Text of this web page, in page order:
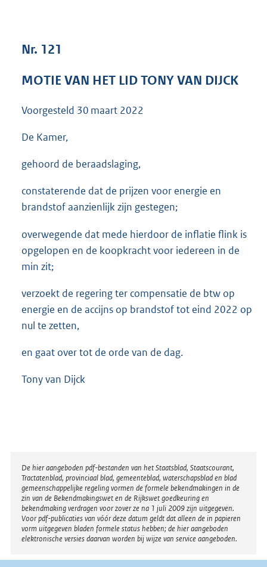
K
Nr. 121
MOTIE VAN HET LID TONY VAN DIJCK
Voorgesteld 30 maart 2022
De Kamer,
gehoord de beraadslaging,
constaterende dat de prijzen voor energie en
brandstof aanzienlijk zijn gestegen;
overwegende dat mede hierdoor de inflatie flink is
opgelopen en de koopkracht voor iedereen in de
min zit;
verzoekt de regering ter compensatie de btw op
energie en de accijns op brandstof tot eind 2022 op
nul te zetten,
en gaat over tot de orde van de dag.
Tony van Dijck
Disclaimer
De hier aangeboden pdf-bestanden van het Staatsblad, Staatscourant,
Tractatenblad, provinciaal blad, gemeenteblad, waterschapsblad en blad
gemeenschappelijke regeling vormen de formele bekendmakingen in de
zin van de Bekendmakingswet en de Rijkswet goedkeuring en
bekendmaking verdragen voor zover ze na 1 juli 2009 zijn uitgegeven.
Voor pdf-publicaties van vóór deze datum geldt dat alleen de in papieren
vorm uitgegeven bladen formele status hebben; de hier aangeboden
elektronische versies daarvan worden bij wijze van service aangeboden.